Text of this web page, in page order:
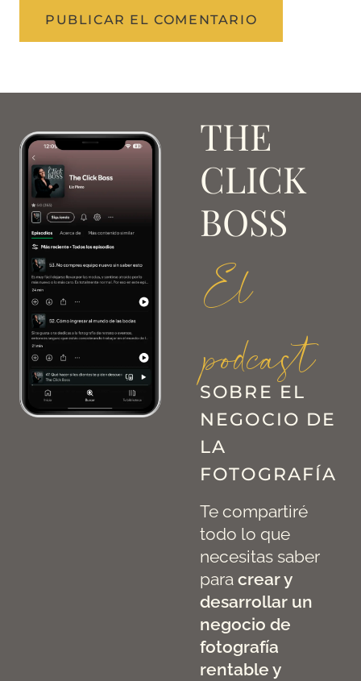
THE
CLICK
BOSS
El
podcast
SOBRE EL
NEGOCIO DE
LA
FOTOGRAFÍA
Te compartiré
todo lo que
necesitas saber
para crear y
desarrollar un
negocio de
fotografía
rentable y